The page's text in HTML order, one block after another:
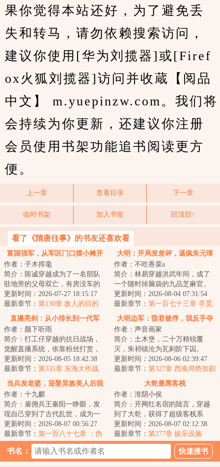
果你觉得本站还好，为了避免丢
失和转马，请勿依赖搜索访问，
建议你使用[华为刘揽器]或[Firef
ox火狐刘揽器]访问并收蔵【阅品
中文】 m.yuepinzw.com。我们将
会持续为你更新，还建议你注册
会员使用书架功能追书阅读更方
便。
上一章 查看目录 下一章
临时书架 加入书签 回顶部↑
看了《隋唐往事》的书友还喜欢看
富国强军，从军区门口摆小摊开
始
作者：子木挥毫
简介：陈诚穿越成为了一名部队
驻地旁的父母双亡，有房没车的
村民身上。&lt;br/&gt;正看着自己
的家徒四壁...
更新时间：2026-07-27 18:15:17
最新章节： 第130章 敌人的目的
大明：开局发差评，逼疯朱元璋
作者：不吃香菜a
简介：林易穿越洪武年间，成了
一个随时掉脑袋的九品芝麻官。
&lt;br/&gt;恰逢贪官鱼肉百姓，林
易反手绑定...
更新时间：2026-08-04 07:31:54
最新章节： 第一百七十三章 寻觅
大航海传奇CEO
直播亮剑：从小排长到一代军
神！
作者：颜下听雨
简介：打工仔穿越的抗日战场，
觉醒直播系统，依靠粉丝打赏，
具现武器装备，痛打侵略者，从
晋西北一路打到...
更新时间：2026-08-05 18:42:38
最新章节： 第335章 东海大作战
大明边军：昏君被俘，我反手夺
天下！
作者：声音画家
简介：土木堡，二十万精锐覆
灭，朱祁镇沦为瓦剌阶下囚。
特种兵秦烈穿越成宣府前卫一名
小卒，在尸山血海...
更新时间：2026-08-06 02:39:47
最新章节： 第327章 西南局势加剧
当兵发老婆，迎娶异族美人后我
称王了
作者：十九麒
简介：雇佣兵王秦阳一睁眼，发
现自己穿到了古代乱世，成为一
个爹娘双亡、家中穷苦的少年。
&lt;br/&gt;刚...
更新时间：2026-08-07 00:56:27
最新章节： 第一百八十七章 ：伪
大乾最黑客栈
作者：淮阴小侯
简介：开网红名宿的陆言，穿越
到了大乾，获得了超级客栈系
统。客栈的床，睡一晚，不但助
眠效果拉满，还能...
更新时间：2026-08-07 02:12:38
最新章节： 第277章 娱乐设施
书名：